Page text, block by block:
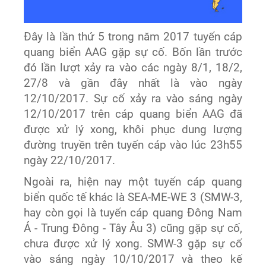
Đây là lần thứ 5 trong năm 2017 tuyến cáp
quang biển AAG gặp sự cố. Bốn lần trước
đó lần lượt xảy ra vào các ngày 8/1, 18/2,
27/8 và gần đây nhất là vào ngày
12/10/2017. Sự cố xảy ra vào sáng ngày
12/10/2017 trên cáp quang biển AAG đã
được xử lý xong, khôi phục dung lượng
đường truyền trên tuyến cáp vào lúc 23h55
ngày 22/10/2017.
Ngoài ra, hiện nay một tuyến cáp quang
biển quốc tế khác là SEA-ME-WE 3 (SMW-3,
hay còn gọi là tuyến cáp quang Đông Nam
Á - Trung Đông - Tây Âu 3) cũng gặp sự cố,
chưa được xử lý xong. SMW-3 gặp sự cố
vào sáng ngày 10/10/2017 và theo kế